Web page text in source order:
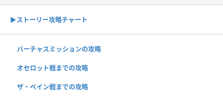
▶︎ストーリー攻略チャート
バーチャスミッションの攻略
オセロット戦までの攻略
ザ・ペイン戦までの攻略